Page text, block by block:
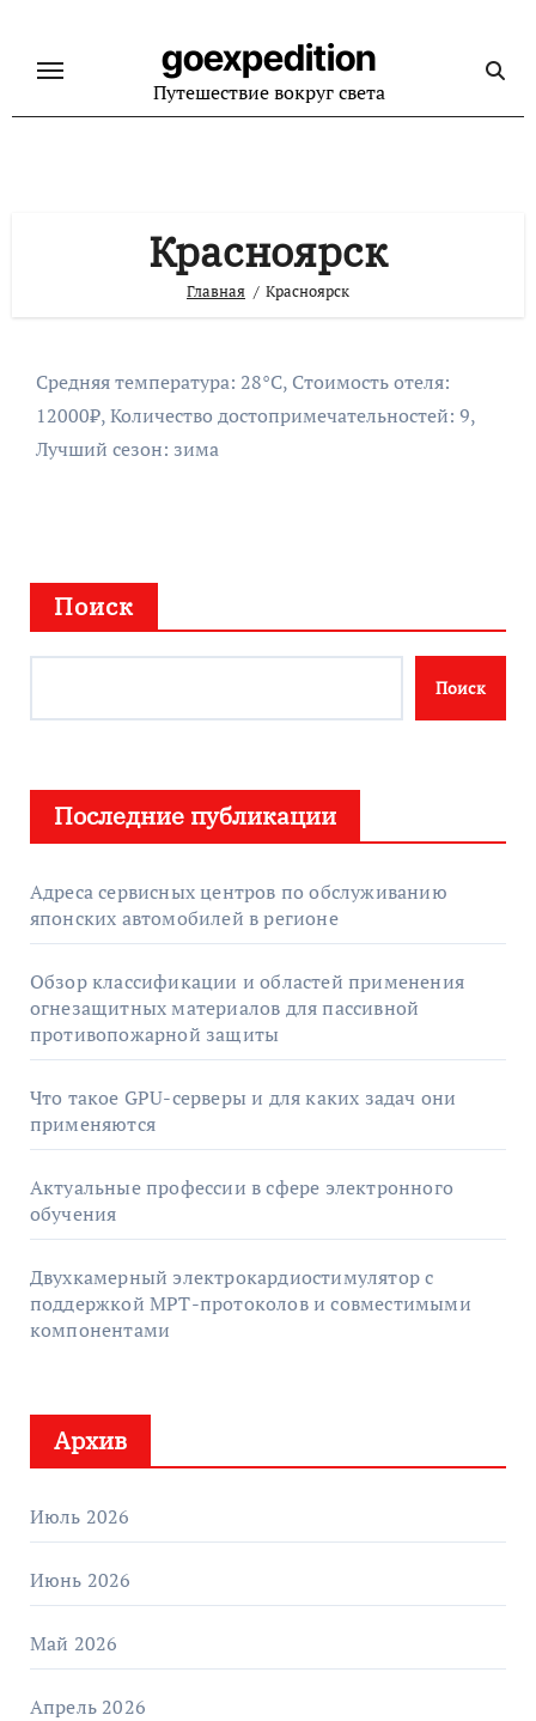
содержанию
goexpedition
Путешествие вокруг света
Красноярск
Главная Красноярск
Средняя температура: 28°C, Стоимость отеля:
12000₽, Количество достопримечательностей: 9,
Лучший сезон: зима
Поиск
Поиск
Последние публикации
Адреса сервисных центров по обслуживанию
японских автомобилей в регионе
Обзор классификации и областей применения
огнезащитных материалов для пассивной
противопожарной защиты
Что такое GPU-серверы и для каких задач они
применяются
Актуальные профессии в сфере электронного
обучения
Двухкамерный электрокардиостимулятор с
поддержкой МРТ-протоколов и совместимыми
компонентами
Архив
Июль 2026
Июнь 2026
Май 2026
Апрель 2026